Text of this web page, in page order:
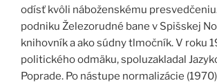
odísť kvôli náboženskému
podniku Železorudné bane v Spišskej
knihovník a ako súdny tlmočník. V roku
politického odmäku, spoluzakladal
Poprade. Po nástupe normalizácie